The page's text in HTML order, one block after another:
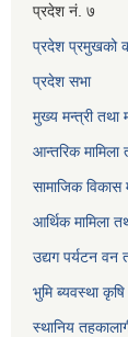
प्रदेश नं. ७
प्रदेश प्रमुखको
प्रदेश सभा
मुख्य मन्त्री तथा
आन्तरिक मामिला
सामाजिक विकास
आर्थिक मामिला
उद्यग पर्यटन वन
भुमि ब्यवस्था
स्थानिय